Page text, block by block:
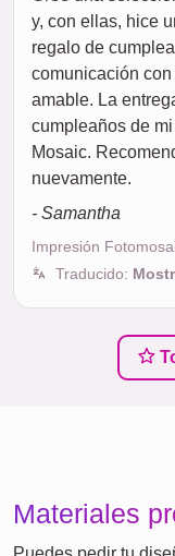
y, con ellas, hice
regalo de
comunicación
amable. La
cumpleaños de
Mosaic.
nuevamente.
- Samantha
Impresión
Traducido:
Materiales